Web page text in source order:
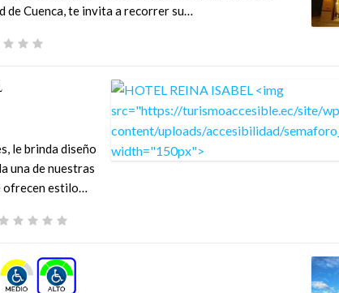
de Cuenca, te invita a recorrer su…
le brinda diseño
una de nuestras
ofrecen estilo…